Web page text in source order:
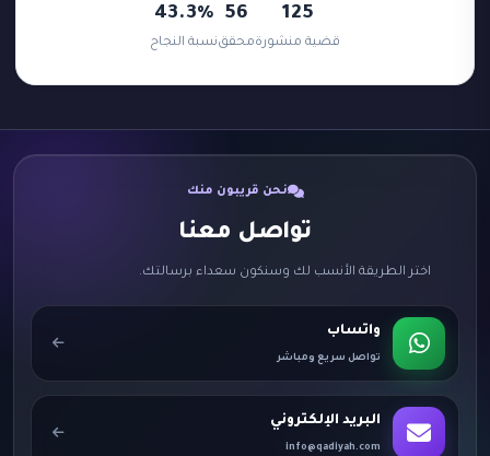
125
قضية منشورة
56
محقق
43.3%
نسبة النجاح
نحن قريبون منك
تواصل معنا
اختر الطريقة الأنسب لك وسنكون سعداء برسالتك.
واتساب
تواصل سريع ومباشر
البريد الإلكتروني
info@qadiyah.com